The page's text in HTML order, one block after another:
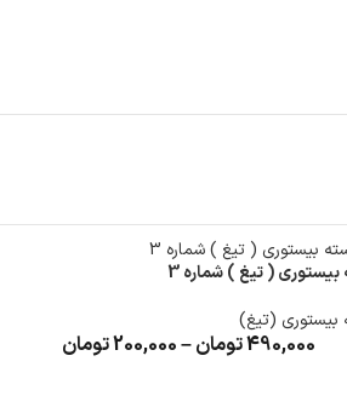
( تیغ ) شماره 3
بیستوری (تیغ)
490,000تومان–
200,000تومان